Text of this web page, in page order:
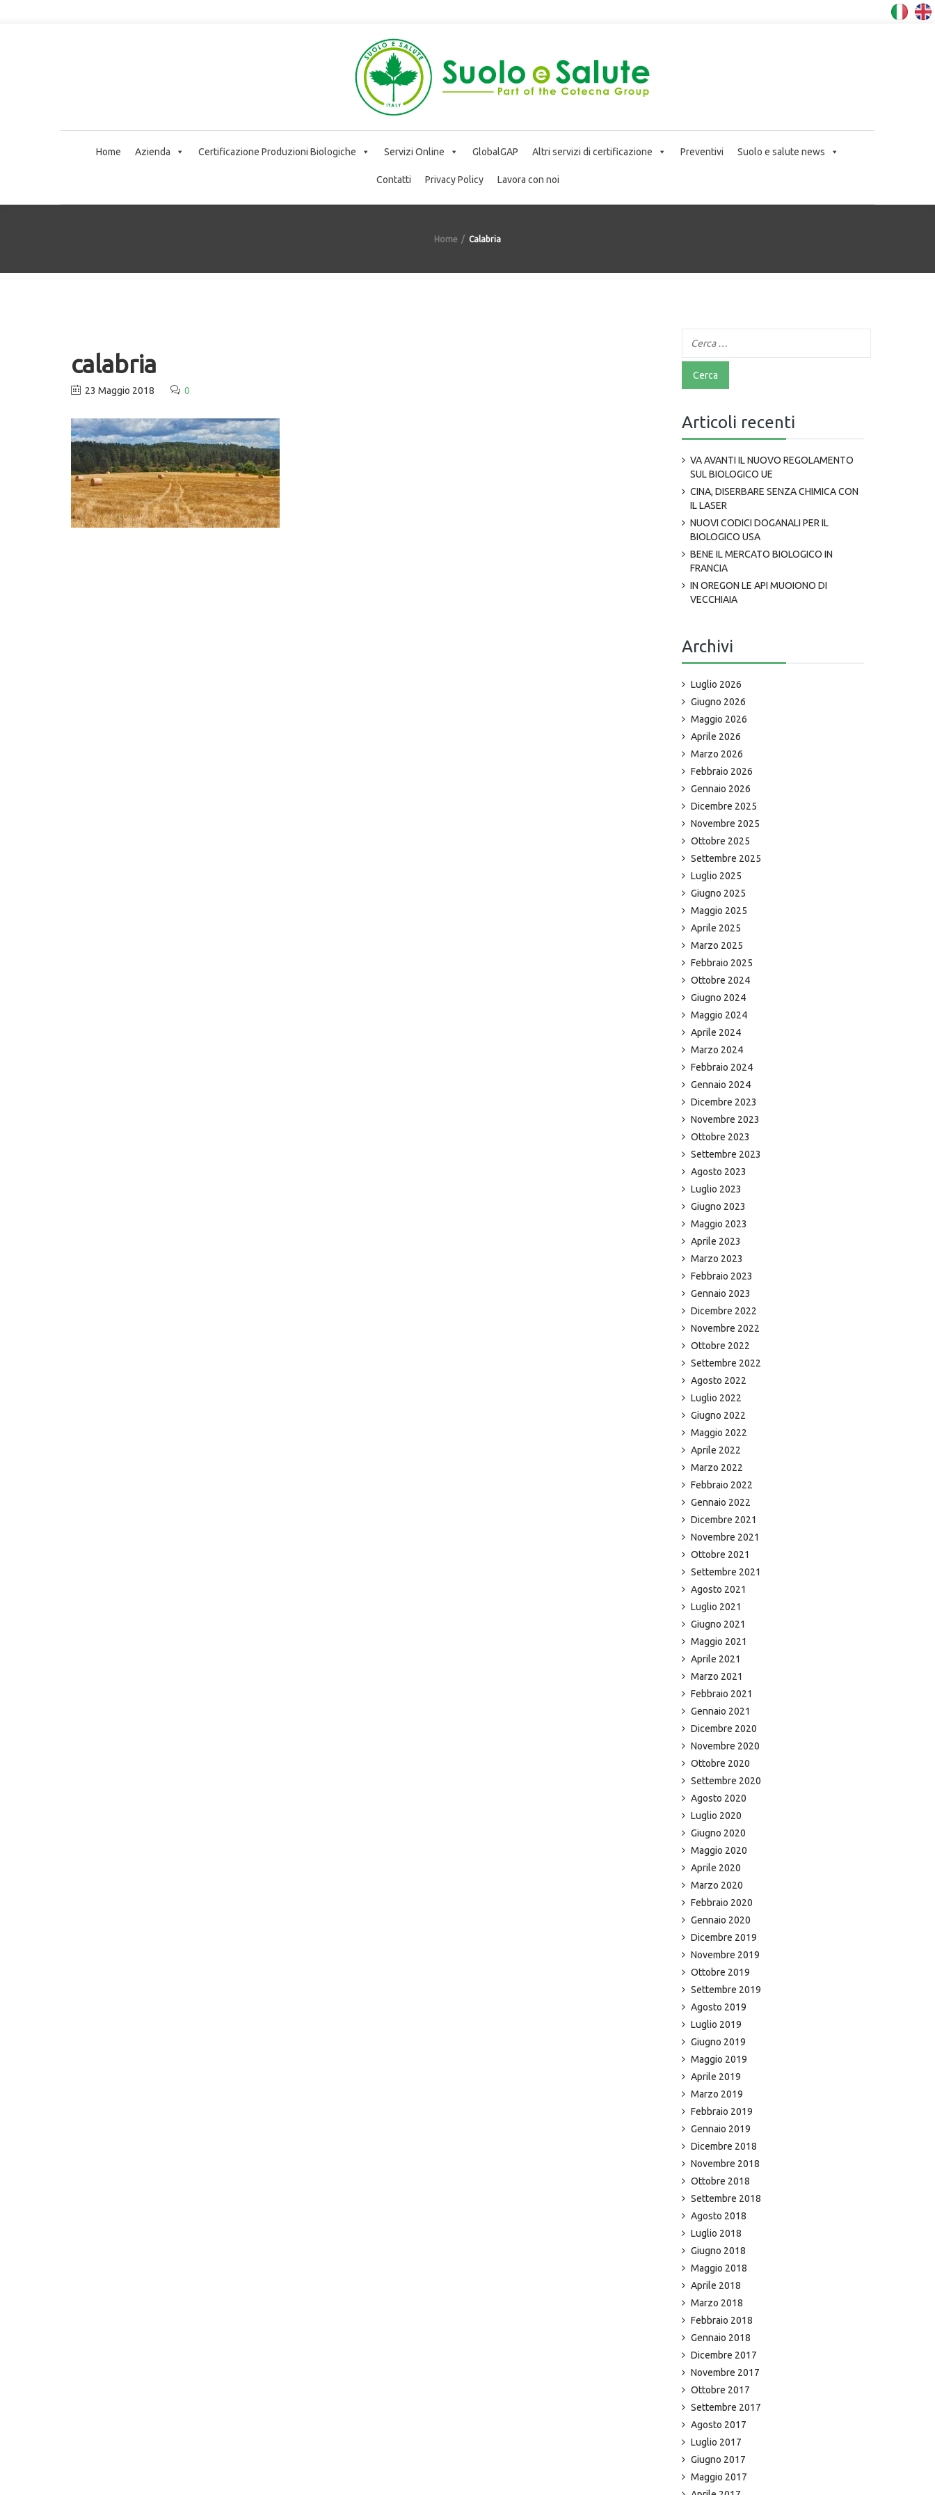
Home Azienda Certificazione Produzioni Biologiche Servizi Online GlobalGAP Altri servizi di certificazione Preventivi Suolo e salute news
Contatti Privacy Policy Lavora con noi
Home Calabria
calabria
23 Maggio 2018 0
Articoli recenti
VA AVANTI IL NUOVO REGOLAMENTO
SUL BIOLOGICO UE
CINA, DISERBARE SENZA CHIMICA CON
IL LASER
NUOVI CODICI DOGANALI PER IL
BIOLOGICO USA
BENE IL MERCATO BIOLOGICO IN
FRANCIA
IN OREGON LE API MUOIONO DI
VECCHIAIA
Archivi
Luglio 2026
Giugno 2026
Maggio 2026
Aprile 2026
Marzo 2026
Febbraio 2026
Gennaio 2026
Dicembre 2025
Novembre 2025
Ottobre 2025
Settembre 2025
Luglio 2025
Giugno 2025
Maggio 2025
Aprile 2025
Marzo 2025
Febbraio 2025
Ottobre 2024
Giugno 2024
Maggio 2024
Aprile 2024
Marzo 2024
Febbraio 2024
Gennaio 2024
Dicembre 2023
Novembre 2023
Ottobre 2023
Settembre 2023
Agosto 2023
Luglio 2023
Giugno 2023
Maggio 2023
Aprile 2023
Marzo 2023
Febbraio 2023
Gennaio 2023
Dicembre 2022
Novembre 2022
Ottobre 2022
Settembre 2022
Agosto 2022
Luglio 2022
Giugno 2022
Maggio 2022
Aprile 2022
Marzo 2022
Febbraio 2022
Gennaio 2022
Dicembre 2021
Novembre 2021
Ottobre 2021
Settembre 2021
Agosto 2021
Luglio 2021
Giugno 2021
Maggio 2021
Aprile 2021
Marzo 2021
Febbraio 2021
Gennaio 2021
Dicembre 2020
Novembre 2020
Ottobre 2020
Settembre 2020
Agosto 2020
Luglio 2020
Giugno 2020
Maggio 2020
Aprile 2020
Marzo 2020
Febbraio 2020
Gennaio 2020
Dicembre 2019
Novembre 2019
Ottobre 2019
Settembre 2019
Agosto 2019
Luglio 2019
Giugno 2019
Maggio 2019
Aprile 2019
Marzo 2019
Febbraio 2019
Gennaio 2019
Dicembre 2018
Novembre 2018
Ottobre 2018
Settembre 2018
Agosto 2018
Luglio 2018
Giugno 2018
Maggio 2018
Aprile 2018
Marzo 2018
Febbraio 2018
Gennaio 2018
Dicembre 2017
Novembre 2017
Ottobre 2017
Settembre 2017
Agosto 2017
Luglio 2017
Giugno 2017
Maggio 2017